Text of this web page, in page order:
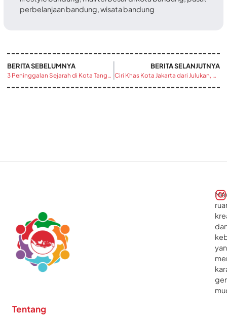
perbelanjaan bandung,wisata bandung
BERITA SEBELUMNYA
3 Peninggalan Sejarah di Kota Tangerang yang Wajib Kamu Kenal
BERITA SELANJUTNYA
Ciri Khas Kota Jakarta dari Julukan, Wisata, Hingga Kuliner Ikonik
Tentang